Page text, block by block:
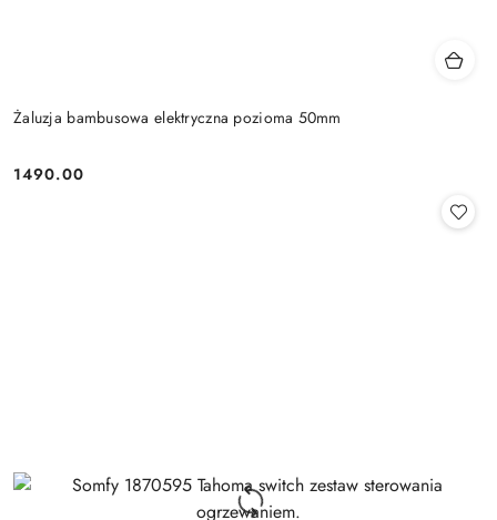
Żaluzja bambusowa elektryczna pozioma 50mm
Cena:
1490.00